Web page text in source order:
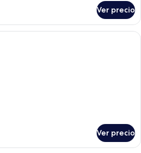
Ver precio
Habitación de hotel con sofá, mesa
Ver precio